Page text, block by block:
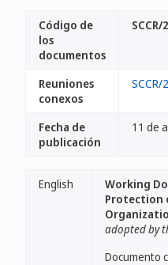
Código de
los
documentos
SCCR/
Reuniones
conexos
SCCR/
Fecha de
publicación
11 de
English
Working
Protection
adopted by
Documento